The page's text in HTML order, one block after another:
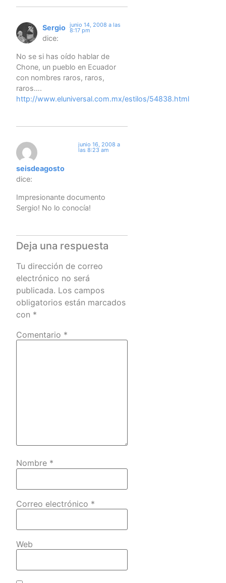
Sergio
dice:
junio 14, 2008 a las
8:17 pm
No se si has oído hablar de
Chone, un pueblo en Ecuador
con nombres raros, raros,
raros….
http://www.eluniversal.com.mx/estilos/54838.html
seisdeagosto
dice:
junio 16, 2008 a
las 8:23 am
Impresionante documento
Sergio! No lo conocía!
Deja una respuesta
Tu dirección de correo
electrónico no será
publicada. Los campos
obligatorios están marcados
con *
Comentario *
Nombre *
Correo electrónico *
Web